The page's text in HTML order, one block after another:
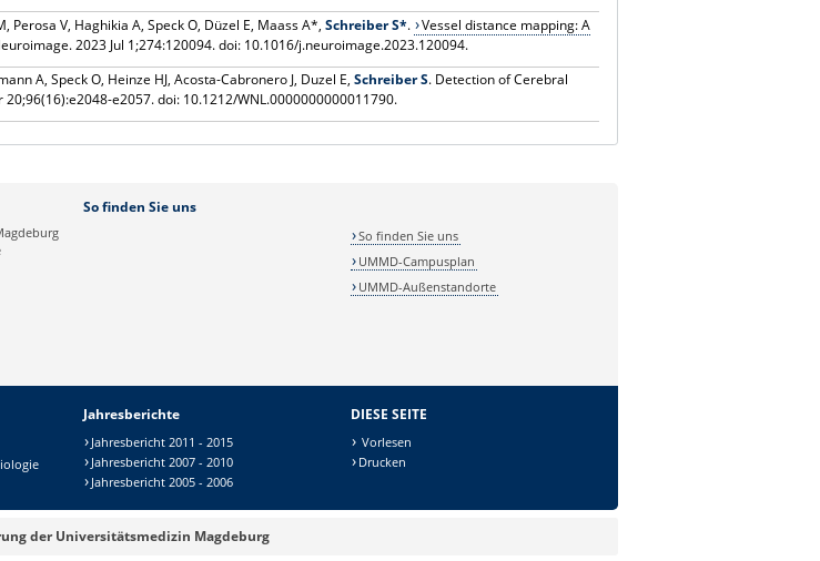
Perosa V, Haghikia A, Speck O, Düzel E, Maass A*,Schreiber S*. Vessel distance mapping: A
2023 Jul 1;274:120094. doi: 10.1016/j.neuroimage.2023.120094.
A, Speck O, Heinze HJ, Acosta-Cabronero J, Duzel E,Schreiber S. Detection of Cerebral
e2057. doi: 10.1212/WNL.0000000000011790.
So finden Sie uns
So finden Sie uns
UMMD-Campusplan
UMMD-Außenstandorte
Jahresberichte
Jahresbericht 2011 - 2015
Jahresbericht 2007 - 2010
Jahresbericht 2005 - 2006
DIESE SEITE
Vorlesen
Drucken
der Universitätsmedizin Magdeburg